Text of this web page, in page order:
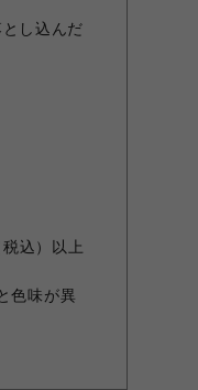
し込んだ
込）以上
色味が異